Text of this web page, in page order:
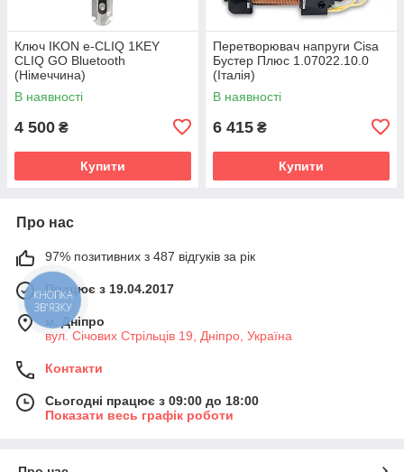
Ключ IKON e-CLIQ 1KEY
CLIQ GO Bluetooth
(Німеччина)
В наявності
4 500 ₴
Купити
Перетворювач напруги Cisa
Бустер Плюс 1.07022.10.0
(Італія)
В наявності
6 415 ₴
Купити
Про нас
97% позитивних з 487 відгуків за рік
Працює з 19.04.2017
м. Дніпро
вул. Січових Стрільців 19, Дніпро, Україна
Контакти
Сьогодні працює з 09:00 до 18:00
Показати весь графік роботи
КНОПКА
ЗВ'ЯЗКУ